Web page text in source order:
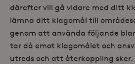
därefter vill gå vidare med ditt
lämna ditt klagomål till
genom att använda följande
tar då emot klagomålet och
utreds och att återkoppling sker.